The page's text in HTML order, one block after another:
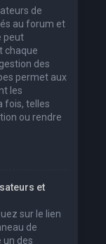
de
au forum et
peut
chaque
des
permet aux
les
fois, telles
ou rendre
et
sur le lien
de
un des